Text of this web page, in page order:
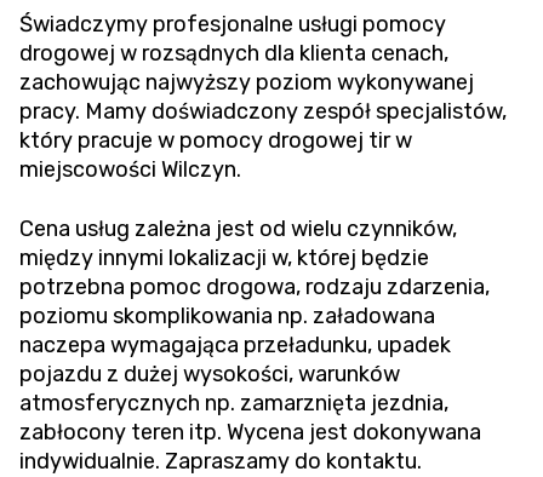
Świadczymy profesjonalne usługi pomocy
drogowej w rozsądnych dla klienta cenach,
zachowując najwyższy poziom wykonywanej
pracy. Mamy doświadczony zespół specjalistów,
który pracuje w pomocy drogowej tir w
miejscowości Wilczyn.
Cena usług zależna jest od wielu czynników,
między innymi lokalizacji w, której będzie
potrzebna pomoc drogowa, rodzaju zdarzenia,
poziomu skomplikowania np. załadowana
naczepa wymagająca przeładunku, upadek
pojazdu z dużej wysokości, warunków
atmosferycznych np. zamarznięta jezdnia,
zabłocony teren itp. Wycena jest dokonywana
indywidualnie. Zapraszamy do kontaktu.